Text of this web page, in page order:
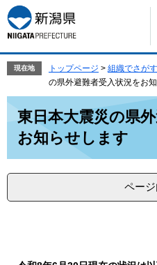
ー
ジ
の
で
す。
ニ
ュ
ー
ば
現在地 トップページ > 組織でさがす
の県外避難者受入状況をお
東日本大震災の県
お知らせします
ペー